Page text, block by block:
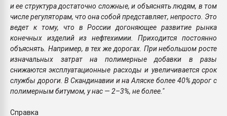
и ее структура достаточно сложные, и объяснять людям, в том
числе регуляторам, что она собой представляет, непросто. Это
ведет к тому, что в России догоняющее развитие рынка
конечных изделий из нефтехимии. Приходится постоянно
объяснять. Например, в тех же дорогах. При небольшом росте
изначальных затрат на полимерные добавки в разы
снижаются эксплуатационные расходы и увеличивается срок
службы дороги. В Скандинавии и на Аляске более 40% дорог с
полимерным битумом, у нас — 2–3%, не более."
Справка